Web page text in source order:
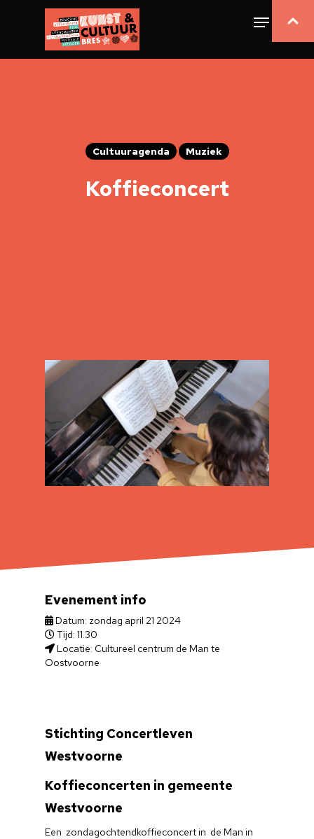
Cultuuragenda Muziek
Koffieconcert
Stichting Concertleven
Westvoorne
Koffieconcerten in gemeente
Westvoorne
Een zondagochtendkoffieconcert in de Man in
Evenement info
Datum: zondag april 21 2024
Tijd: 11.30
Locatie: Cultureel centrum de Man te
Oostvoorne